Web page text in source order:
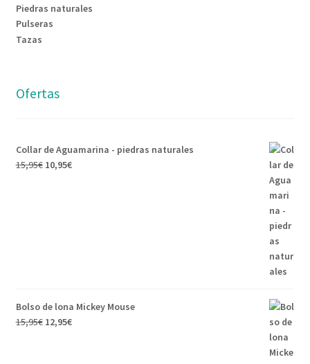
Piedras naturales
Pulseras
Tazas
Ofertas
Collar de Aguamarina - piedras naturales
15,95€ 10,95€
Bolso de lona Mickey Mouse
15,95€ 12,95€